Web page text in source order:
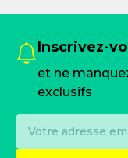
Inscrivez-
et ne
exclusifs